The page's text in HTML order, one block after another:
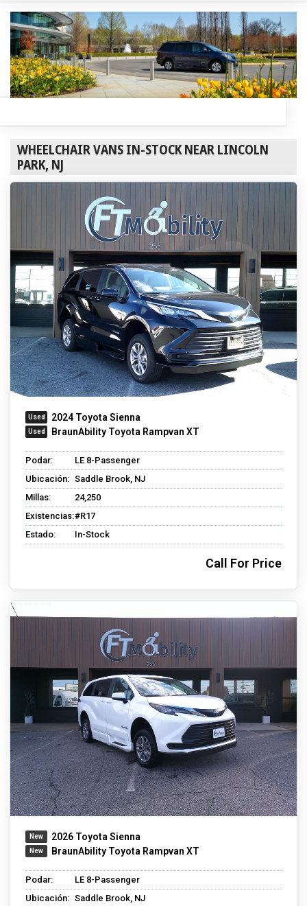
WHEELCHAIR VANS IN-STOCK NEAR LINCOLN
PARK, NJ
2024 Toyota Sienna
BraunAbility Toyota Rampvan XT
Podar:
LE 8-Passenger
Ubicación: Saddle Brook, NJ
Millas:
24,250
Existencias:#R17
Estado:
In-Stock
Call For Price
2026 Toyota Sienna
BraunAbility Toyota Rampvan XT
Podar:
LE 8-Passenger
Ubicación: Saddle Brook, NJ